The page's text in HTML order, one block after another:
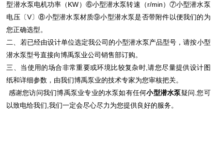
型潜水泵电机功率（KW）⑥小型潜水泵转速（r/min）⑦小型潜水泵
电压〔V〕⑧小型潜水泵材质⑨小型潜水泵是否带附件以便我们的为
您正确选型。
二、若已经由设计单位选定我公司的小型潜水泵产品型号，请按小型
潜水泵型号直接向博禹泵业公司销售部订购。
三、当使用的场合非常重要或环境比较复杂时,请您尽量提供设计图
纸和详细参数，由我们博禹泵业的技术专家为您审核把关。
感谢您访问我们博禹泵业专业的水泵如有任何小型潜水泵疑问.您可
以致电给我们,我们一定会尽心尽力为您提供良好的服务。